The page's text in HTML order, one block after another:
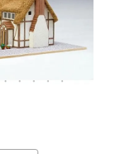
イギリス